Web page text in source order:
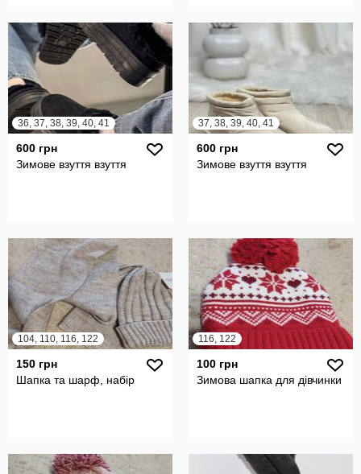
36, 37, 38, 39, 40, 41
600 грн
Зимове взуття взуття
37, 38, 39, 40, 41
600 грн
Зимове взуття взуття
104, 110, 116, 122
150 грн
Шапка та шарф, набір
116, 122
100 грн
Зимова шапка для дівчинки